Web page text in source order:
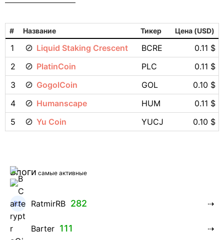
# Название Тикер Цена (USD)
1 Liquid Staking Crescent BCRE
0.11 $
2
PlatinCoin PLC
0.11 $
3
GogolCoin GOL
0.10 $
4
Humanscape HUM
0.11 $
5
Yu Coin YUCJ 0.10 $
Блоги самые активные
RatmirRB 282
Barter 111